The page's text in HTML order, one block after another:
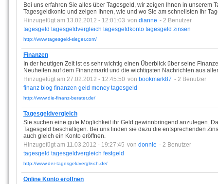
Bei uns erfahren Sie alles über Tagesgeld, wir zeigen Ihnen in unserem
Tagesgeldkonto und zeigen Ihnen, wie und wo Sie am schnellsten Ihr
Hinzugefügt am 13.02.2012 - 12:01:03 von dianne - 2 Benutzer
tagesgeld tagesgeldvergleich tagesgeldkonto tagesgeld zinsen
http://www.tagesgeld-sieger.com/
Finanzen
In der heutigen Zeit ist es sehr wichtig einen Überblick über seine
Neuheiten auf dem Finanzmarkt und die wichtigsten Nachrichten aus
Hinzugefügt am 27.02.2012 - 12:45:50 von bookmark87 - 2 Benutzer
finanz blog finanzen geld money tagesgeld
http://www.die-finanz-berater.de/
Tagesgeldvergleich
Sie suchen eine gute Möglichkeit ihr Geld gewinnbringend anzulegen.
Tagesgeld beschäftigen. Bei uns finden sie dazu die entsprechenden
auch gleich ein Konto eröffnen.
Hinzugefügt am 11.03.2012 - 19:27:45 von donnie - 2 Benutzer
tagesgeld tagesgeldvergleich festgeld
http://www.der-tagesgeldvergleich.de/
Online Konto eröffnen